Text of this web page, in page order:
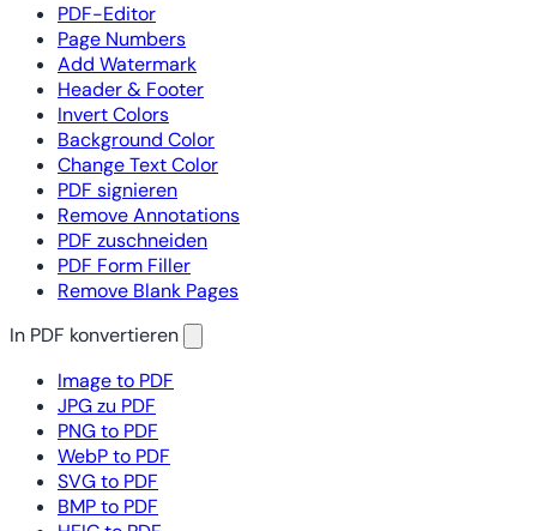
PDF-Editor
Page Numbers
Add Watermark
Header & Footer
Invert Colors
Background Color
Change Text Color
PDF signieren
Remove Annotations
PDF zuschneiden
PDF Form Filler
Remove Blank Pages
In PDF konvertieren
Image to PDF
JPG zu PDF
PNG to PDF
WebP to PDF
SVG to PDF
BMP to PDF